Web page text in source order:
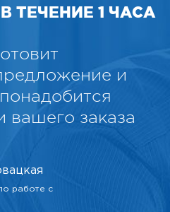
ТЕЧЕНИЕ 1 ЧАСА
и
вашего заказа
работе с